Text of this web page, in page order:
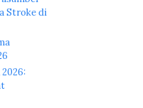
Stroke di